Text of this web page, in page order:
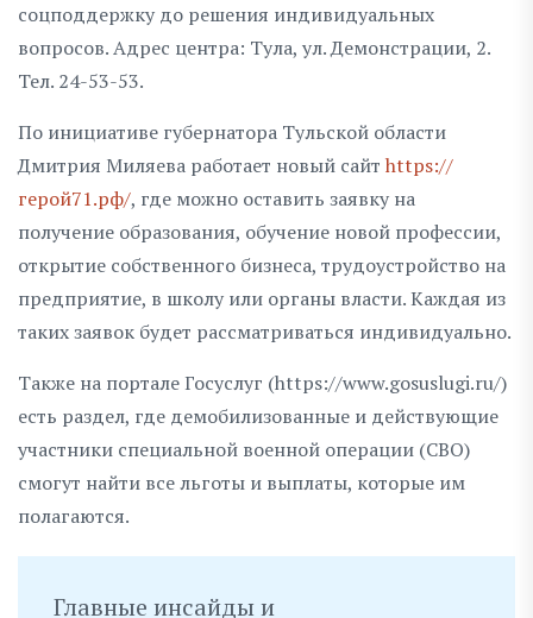
соцподдержку до решения индивидуальных
вопросов. Адрес центра: Тула, ул. Демонстрации, 2.
Тел. 24-53-53.
По инициативе губернатора Тульской области
Дмитрия Миляева работает новый сайт https://
герой71.рф/, где можно оставить заявку на
получение образования, обучение новой профессии,
открытие собственного бизнеса, трудоустройство на
предприятие, в школу или органы власти. Каждая из
таких заявок будет рассматриваться индивидуально.
Также на портале Госуслуг (https://www.gosuslugi.ru/)
есть раздел, где демобилизованные и действующие
участники специальной военной операции (СВО)
смогут найти все льготы и выплаты, которые им
полагаются.
Главные инсайды и